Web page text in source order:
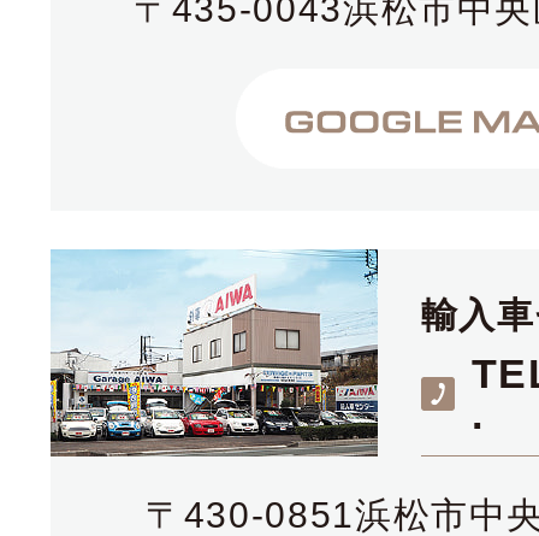
〒435-0043浜松市中
輸入
〒430-0851浜松市中
.